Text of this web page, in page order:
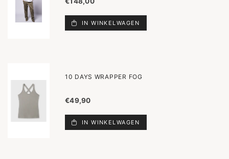
IN WINKELWAGEN
10 DAYS WRAPPER FOG
€49,90
IN WINKELWAGEN